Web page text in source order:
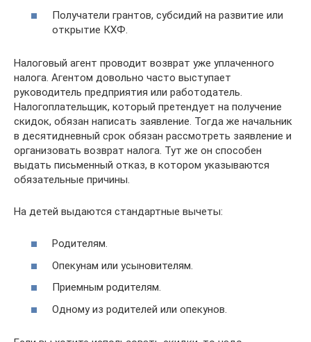
Получатели грантов, субсидий на развитие или
открытие КХФ.
Налоговый агент проводит возврат уже уплаченного
налога. Агентом довольно часто выступает
руководитель предприятия или работодатель.
Налогоплательщик, который претендует на получение
скидок, обязан написать заявление. Тогда же начальник
в десятидневный срок обязан рассмотреть заявление и
организовать возврат налога. Тут же он способен
выдать письменный отказ, в котором указываются
обязательные причины.
На детей выдаются стандартные вычеты:
Родителям.
Опекунам или усыновителям.
Приемным родителям.
Одному из родителей или опекунов.